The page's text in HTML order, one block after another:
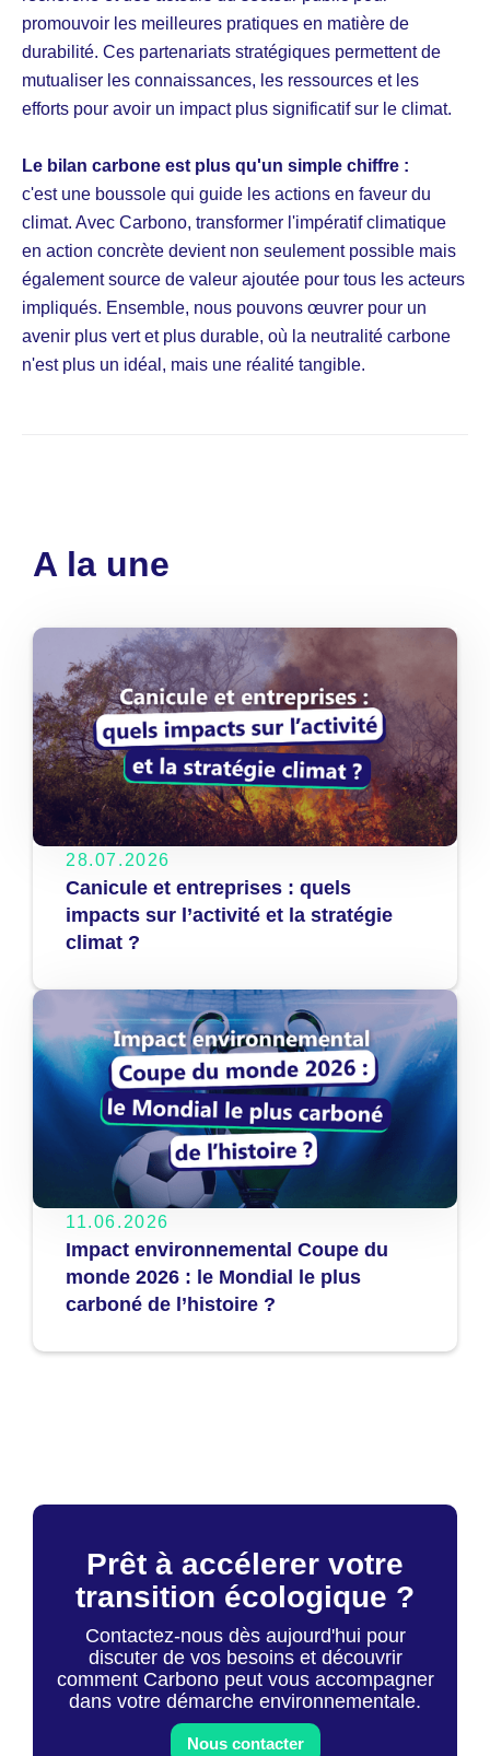
promouvoir les meilleures pratiques en matière de
durabilité. Ces partenariats stratégiques permettent de
mutualiser les connaissances, les ressources et les
efforts pour avoir un impact plus significatif sur le climat.
Le bilan carbone est plus qu'un simple chiffre :
c'est une boussole qui guide les actions en faveur du
climat. Avec Carbono, transformer l'impératif climatique
en action concrète devient non seulement possible mais
également source de valeur ajoutée pour tous les acteurs
impliqués. Ensemble, nous pouvons œuvrer pour un
avenir plus vert et plus durable, où la neutralité carbone
n'est plus un idéal, mais une réalité tangible.
A la une
28.07.2026
Canicule et entreprises : quels
impacts sur l’activité et la stratégie
climat ?
11.06.2026
Impact environnemental Coupe du
monde 2026 : le Mondial le plus
carboné de l’histoire ?
Prêt à accélerer votre
transition écologique ?
Contactez-nous dès aujourd'hui pour
discuter de vos besoins et découvrir
comment Carbono peut vous accompagner
dans votre démarche environnementale.
Nous contacter